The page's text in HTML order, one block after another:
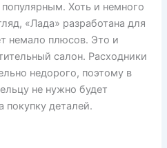
Хоть и немного
«Лада» разработана для
немало плюсов. Это и
салон. Расходники
недорого, поэтому в
не нужно будет
покупку деталей.